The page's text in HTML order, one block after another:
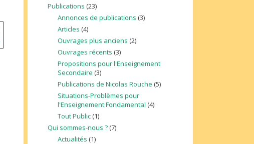
Publications (23)
Annonces de publications (3)
Articles (4)
Ouvrages plus anciens (2)
Ouvrages récents (3)
Propositions pour l'Enseignement
Secondaire (3)
Publications de Nicolas Rouche (5)
Situations-Problèmes pour
l'Enseignement Fondamental (4)
Tout Public(1)
Qui sommes-nous ? (7)
Actualités (1)